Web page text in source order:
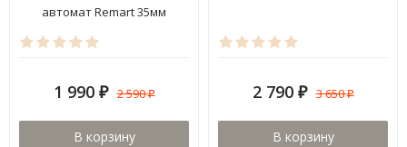
автомат Remart 35мм
1 990 ₽ 2 590₽
В корзину
2 790 ₽ 3 650₽
В корзину